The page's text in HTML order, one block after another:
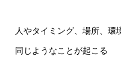
人やタイミング、場所、環
同じようなことが起こる